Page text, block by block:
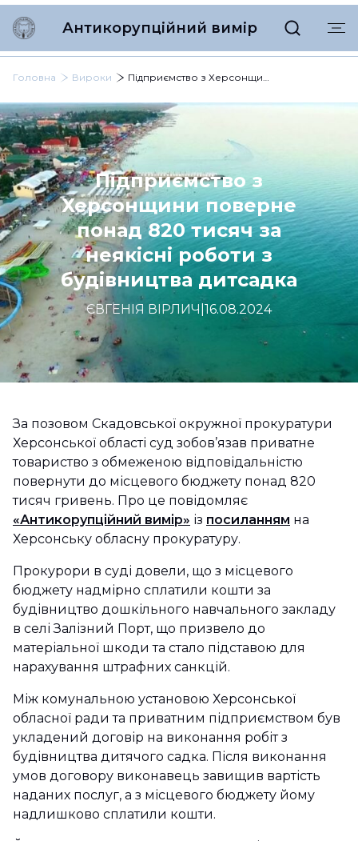
Антикорупційний вимір
Головна Вироки Підприємство з Херсонщини поверне понад 820 тисяч за неякісні роботи з будівництва дитсадка
Підприємство з
Херсонщини поверне
понад 820 тисяч за
неякісні роботи з
будівництва дитсадка
ЄВГЕНІЯ ВІРЛИЧ 16.08.2024
За позовом Скадовської окружної прокуратури
Херсонської області суд зобов’язав приватне
товариство з обмеженою відповідальністю
повернути до місцевого бюджету понад 820
тисяч гривень. Про це повідомляє
«Антикорупційний вимір» із посиланням на
Херсонську обласну прокуратуру.
Прокурори в суді довели, що з місцевого
бюджету надмірно сплатили кошти за
будівництво дошкільного навчального закладу
в селі Залізний Порт, що призвело до
матеріальної шкоди та стало підставою для
нарахування штрафних санкцій.
Між комунальною установою Херсонської
обласної ради та приватним підприємством був
укладений договір на виконання робіт з
будівництва дитячого садка. Після виконання
умов договору виконавець завищив вартість
наданих послуг, а з місцевого бюджету йому
надлишково сплатили кошти.